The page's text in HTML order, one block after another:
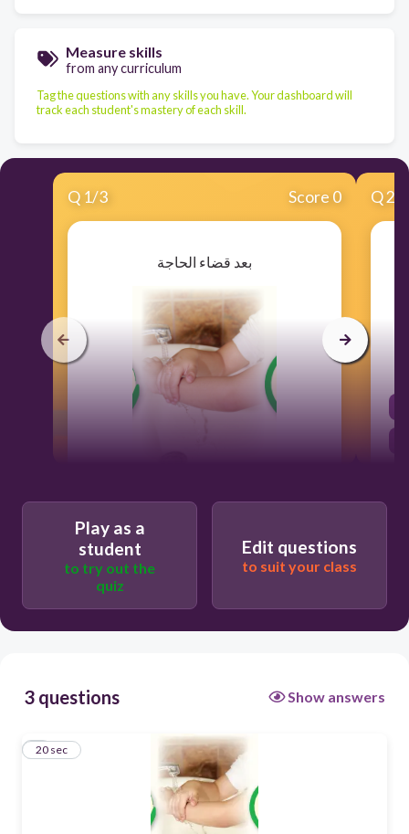
Measure skills
from any curriculum
Tag the questions with any skills you have. Your dashboard will
track each student's mastery of each skill.
Q 1/3 Score 0
بعد قضاء الحاجة
20
Q2
Play as a
student
to try out the
quiz
Edit questions
to suit your class
3 questions Show answers
1
20 sec